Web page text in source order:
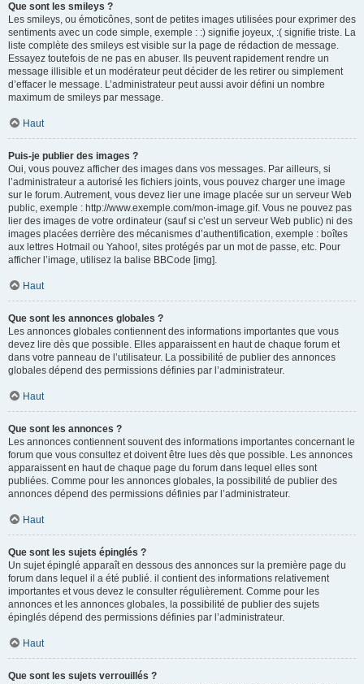
Que sont les smileys ?
Les smileys, ou émoticônes, sont de petites images utilisées pour exprimer des
sentiments avec un code simple, exemple : :) signifie joyeux, :( signifie triste. La
liste complète des smileys est visible sur la page de rédaction de message.
Essayez toutefois de ne pas en abuser. Ils peuvent rapidement rendre un
message illisible et un modérateur peut décider de les retirer ou simplement
d’effacer le message. L’administrateur peut aussi avoir défini un nombre
maximum de smileys par message.
Haut
Puis-je publier des images ?
Oui, vous pouvez afficher des images dans vos messages. Par ailleurs, si
l’administrateur a autorisé les fichiers joints, vous pouvez charger une image
sur le forum. Autrement, vous devez lier une image placée sur un serveur Web
public, exemple : http://www.exemple.com/mon-image.gif. Vous ne pouvez pas
lier des images de votre ordinateur (sauf si c’est un serveur Web public) ni des
images placées derrière des mécanismes d’authentification, exemple : boîtes
aux lettres Hotmail ou Yahoo!, sites protégés par un mot de passe, etc. Pour
afficher l’image, utilisez la balise BBCode [img].
Haut
Que sont les annonces globales ?
Les annonces globales contiennent des informations importantes que vous
devez lire dès que possible. Elles apparaissent en haut de chaque forum et
dans votre panneau de l’utilisateur. La possibilité de publier des annonces
globales dépend des permissions définies par l’administrateur.
Haut
Que sont les annonces ?
Les annonces contiennent souvent des informations importantes concernant le
forum que vous consultez et doivent être lues dès que possible. Les annonces
apparaissent en haut de chaque page du forum dans lequel elles sont
publiées. Comme pour les annonces globales, la possibilité de publier des
annonces dépend des permissions définies par l’administrateur.
Haut
Que sont les sujets épinglés ?
Un sujet épinglé apparaît en dessous des annonces sur la première page du
forum dans lequel il a été publié. il contient des informations relativement
importantes et vous devez le consulter régulièrement. Comme pour les
annonces et les annonces globales, la possibilité de publier des sujets
épinglés dépend des permissions définies par l’administrateur.
Haut
Que sont les sujets verrouillés ?